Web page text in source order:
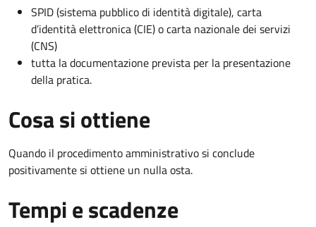
SPID (sistema pubblico di identità digitale), carta
d’identità elettronica (CIE) o carta nazionale dei servizi
(CNS)
tutta la documentazione prevista per la presentazione
della pratica.
Cosa si ottiene
Quando il procedimento amministrativo si conclude
positivamente si ottiene un nulla osta.
Tempi e scadenze